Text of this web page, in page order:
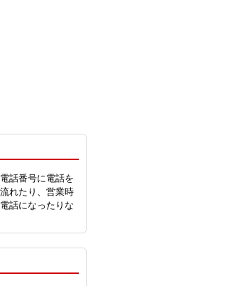
話番号に電話を
れたり、営業時
話になったりな